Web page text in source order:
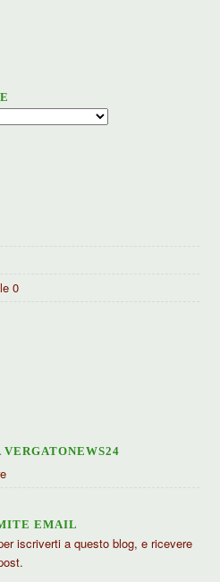
0
EMAIL
iscriverti a questo blog, e ricevere